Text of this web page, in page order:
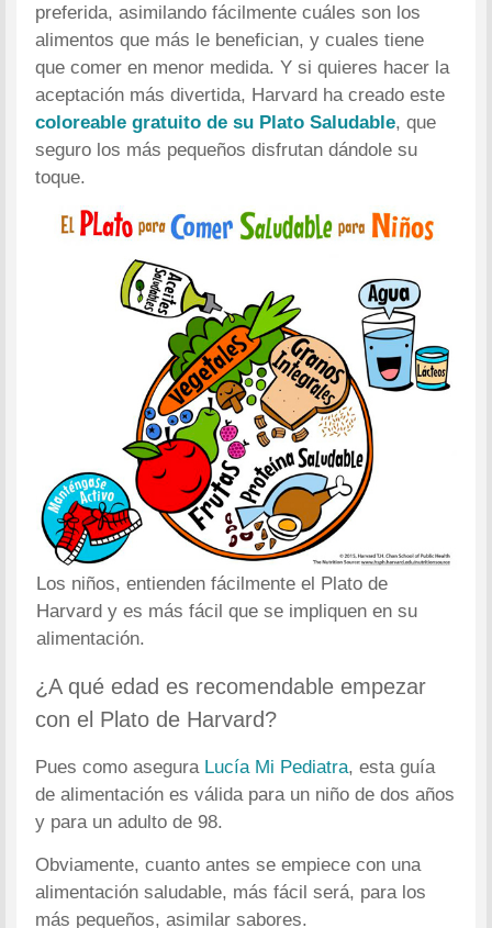
preferida, asimilando fácilmente cuáles son los
alimentos que más le benefician, y cuales tiene
que comer en menor medida. Y si quieres hacer la
aceptación más divertida, Harvard ha creado este
coloreable gratuito de su Plato Saludable, que
seguro los más pequeños disfrutan dándole su
toque.
Los niños, entienden fácilmente el Plato de
Harvard y es más fácil que se impliquen en su
alimentación.
¿A qué edad es recomendable empezar
con el Plato de Harvard?
Pues como asegura Lucía Mi Pediatra, esta guía
de alimentación es válida para un niño de dos años
y para un adulto de 98.
Obviamente, cuanto antes se empiece con una
alimentación saludable, más fácil será, para los
más pequeños, asimilar sabores.